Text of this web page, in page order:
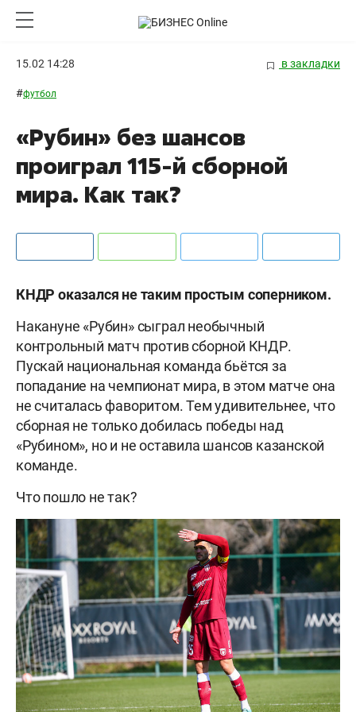
15.02 14:28 в закладки
#футбол
«Рубин» без шансов
проиграл 115-й сборной
мира. Как так?
КНДР оказался не таким простым соперником.
Накануне «Рубин» сыграл необычный
контрольный матч против сборной КНДР.
Пускай национальная команда бьётся за
попадание на чемпионат мира, в этом матче она
не считалась фаворитом. Тем удивительнее, что
сборная не только добилась победы над
«Рубином», но и не оставила шансов казанской
команде.
Что пошло не так?